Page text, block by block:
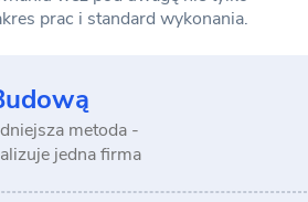
prac i standard wykonania.
metoda -
jedna firma